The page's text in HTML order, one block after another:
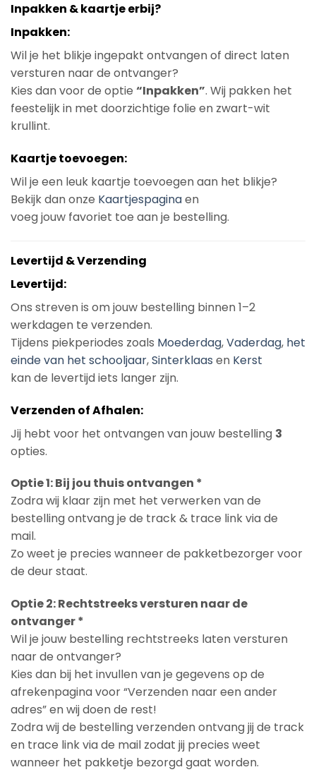
Inpakken & kaartje erbij?
Inpakken:
Wil je het blikje ingepakt ontvangen of direct laten
versturen naar de ontvanger?
Kies dan voor de optie “Inpakken”. Wij pakken het
feestelijk in met doorzichtige folie en zwart-wit
krullint.
Kaartje toevoegen:
Wil je een leuk kaartje toevoegen aan het blikje?
Bekijk dan onze Kaartjespaginaen
voeg jouw favoriet toe aan je bestelling.
Levertijd & Verzending
Levertijd:
Ons streven is om jouw bestelling binnen 1–2
werkdagen te verzenden.
Tijdens piekperiodes zoals Moederdag,Vaderdag, het
einde van het schooljaar,Sinterklaas en Kerst
kan de levertijd iets langer zijn.
Verzenden of Afhalen:
Jij hebt voor het ontvangen van jouw bestelling 3
opties.
Optie 1: Bij jou thuis ontvangen *
Zodra wij klaar zijn met het verwerken van de
bestelling ontvang je de track & trace link via de
mail.
Zo weet je precies wanneer de pakketbezorger voor
de deur staat.
Optie 2: Rechtstreeks versturen naar de
ontvanger *
Wil je jouw bestelling rechtstreeks laten versturen
naar de ontvanger?
Kies dan bij het invullen van je gegevens op de
afrekenpagina voor “Verzenden naar een ander
adres” en wij doen de rest!
Zodra wij de bestelling verzenden ontvang jij de track
en trace link via de mail zodat jij precies weet
wanneer het pakketje bezorgd gaat worden.